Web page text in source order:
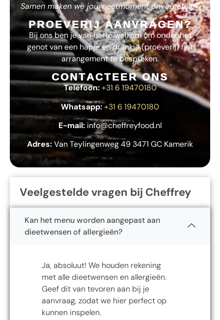
Samen maken we jouw eetmoment onvergetelijk.
PROEVERIJ AANVRAGEN?
Bij ons ben je van harte welkom om onder het
genot van een hapje en drankje (proeverij) het
arrangement te bespreken.
CONTACTEER ONS
Telefoon: +31 6 19470180
Whatsapp:+31 6 19470180
E-mail: info@cheffreyfood.nl
Adres:Van Teylingenweg 49 3471 GC Kamerik
Veelgestelde vragen bij Cheffrey
Kan het menu worden aangepast aan
dieetwensen of allergieën?
Ja, absoluut! We houden rekening
met alle dieetwensen en allergieën.
Geef dit van tevoren aan bij je
aanvraag, zodat we hier perfect op
kunnen inspelen.